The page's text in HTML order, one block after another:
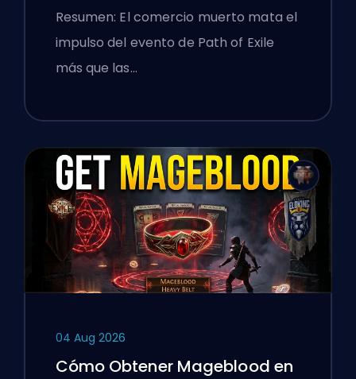
Resumen: El comercio muerto mata el
impulso del evento de Path of Exile
más que las…
04 Aug 2026
Cómo Obtener Mageblood en